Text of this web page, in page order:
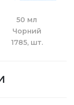
50 мл
Чорний
1785, шт.